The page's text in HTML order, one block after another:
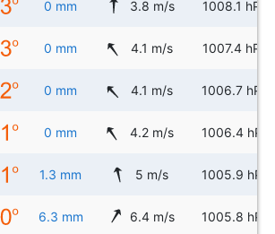
0 mm 3.8 m/s 1008.1 hPa
0 mm 4.1 m/s 1007.4 hPa
0 mm 4.1 m/s 1006.7 hPa
0 mm 4.2 m/s 1006.4 hPa
1.3 mm 5 m/s 1005.9 hPa
6.3 mm 6.4 m/s 1005.8 hPa